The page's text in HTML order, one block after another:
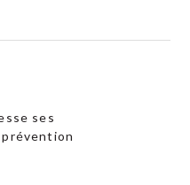
ses
prévention